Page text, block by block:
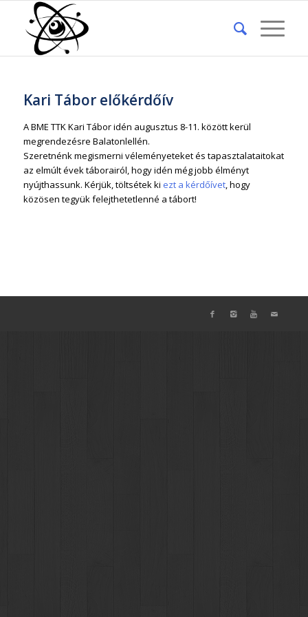
Kari Tábor előkérdőív
A BME TTK Kari Tábor idén augusztus 8-11. között kerül
megrendezésre Balatonlellén.
Szeretnénk megismerni véleményeteket és tapasztalataitokat
az elmúlt évek táborairól, hogy idén még jobb élményt
nyújthassunk. Kérjük, töltsétek ki ezt a kérdőívet, hogy
közösen tegyük felejthetetlenné a tábort!